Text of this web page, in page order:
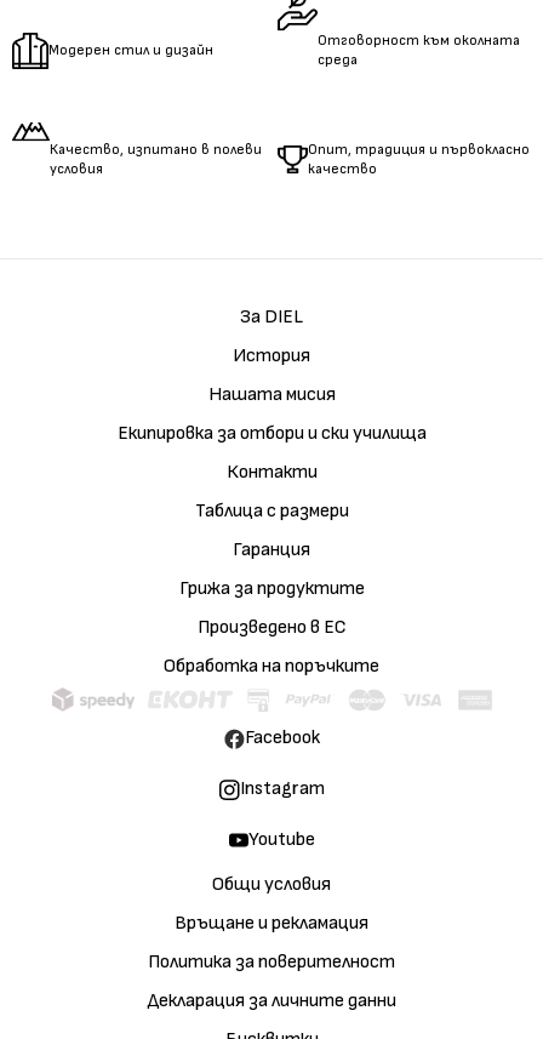
Модерен стил и дизайн
Отговорност към околната
среда
Качество, изпитано в полеви
условия
Опит, традиция и първокласно
качество
За DIEL
История
Нашата мисия
Екипировка за отбори и ски училища
Контакти
Таблица с размери
Гаранция
Грижа за продуктите
Произведено в ЕС
Обработка на поръчките
Общи условия
Връщане и рекламация
Политика за поверителност
Декларация за личните данни
Facebook
Instagram
Youtube